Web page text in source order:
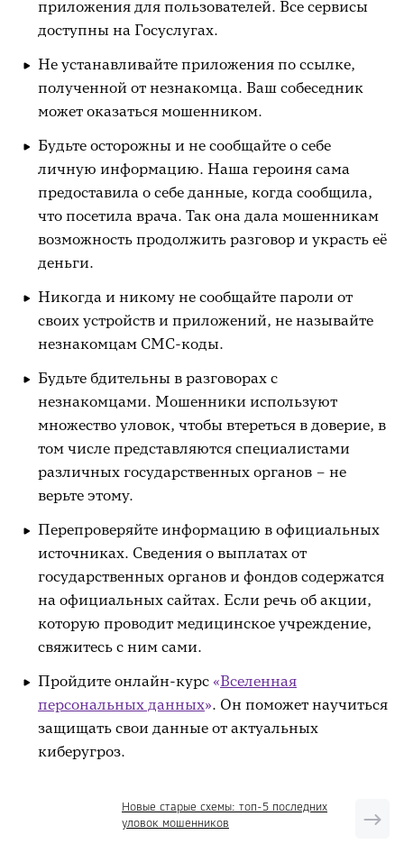
приложения для пользователей. Все сервисы
доступны на Госуслугах.
Не устанавливайте приложения по ссылке,
полученной от незнакомца. Ваш собеседник
может оказаться мошенником.
Будьте осторожны и не сообщайте о себе
личную информацию. Наша героиня сама
предоставила о себе данные, когда сообщила,
что посетила врача. Так она дала мошенникам
возможность продолжить разговор и украсть её
деньги.
Никогда и никому не сообщайте пароли от
своих устройств и приложений, не называйте
незнакомцам СМС-коды.
Будьте бдительны в разговорах с
незнакомцами. Мошенники используют
множество уловок, чтобы втереться в доверие, в
том числе представляются специалистами
различных государственных органов – не
верьте этому.
Перепроверяйте информацию в официальных
источниках. Сведения о выплатах от
государственных органов и фондов содержатся
на официальных сайтах. Если речь об акции,
которую проводит медицинское учреждение,
свяжитесь с ним сами.
Пройдите онлайн-курс «Вселенная
персональных данных». Он поможет научиться
защищать свои данные от актуальных
киберугроз.
Новые старые схемы: топ-5 последних
уловок мошенников